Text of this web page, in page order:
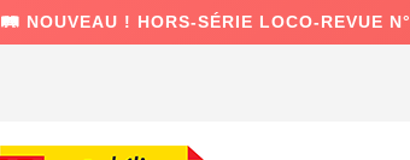
🛤️ NOUVEAU ! HORS-SÉRIE LOCO-REVUE